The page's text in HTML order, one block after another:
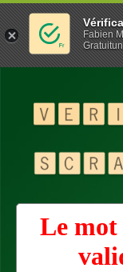
Le mot
Fabien M